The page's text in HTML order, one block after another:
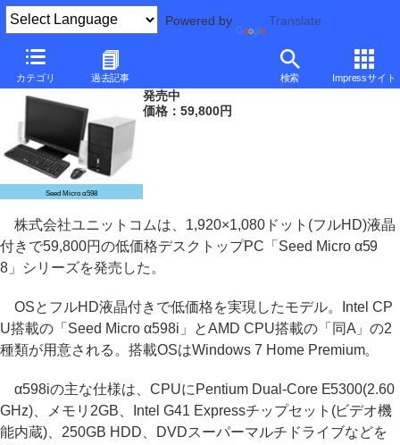
Powered by Translate
カテゴリ 過去記事 検索 Impressサイト
フェイス、フルHD液晶/OS付きで59,800円のデスクトップPC
Seed Micro α598
発売中
価格：59,800円
株式会社ユニットコムは、1,920×1,080ドット(フルHD)液晶
付きで59,800円の低価格デスクトップPC「Seed Micro α59
8」シリーズを発売した。
OSとフルHD液晶付きで低価格を実現したモデル。Intel CP
U搭載の「Seed Micro α598i」とAMD CPU搭載の「同A」の2
種類が用意される。搭載OSはWindows 7 Home Premium。
α598iの主な仕様は、CPUにPentium Dual-Core E5300(2.60
GHz)、メモリ2GB、Intel G41 Expressチップセット(ビデオ機
能内蔵)、250GB HDD、DVDスーパーマルチドライブなどを